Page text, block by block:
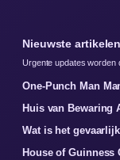
Nieuwste artikelen
Urgente updates worden
One-Punch Man
Huis van Bewaring
Wat is het
House of Guinness